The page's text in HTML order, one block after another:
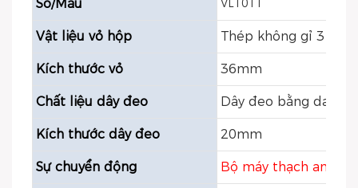
Số/Mẫu VL1011
Vật liệu vỏ hộp Thép không gỉ 316L
Kích thước vỏ 36mm
Chất liệu dây đeo Dây đeo bằng da
Kích thước dây đeo 20mm
Sự chuyển động Bộ máy thạch anh